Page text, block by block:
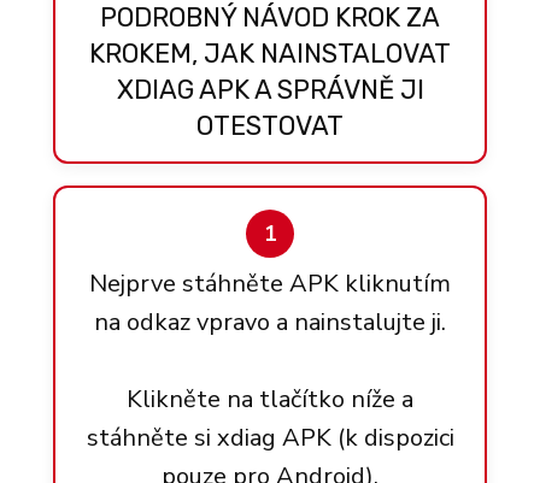
PODROBNÝ NÁVOD KROK ZA
KROKEM, JAK NAINSTALOVAT
XDIAG APK A SPRÁVNĚ JI
OTESTOVAT
1
Nejprve stáhněte APK kliknutím
na odkaz vpravo a nainstalujte ji.
Klikněte na tlačítko níže a
stáhněte si xdiag APK (k dispozici